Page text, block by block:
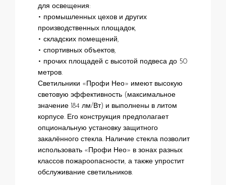
для освещения:
• промышленных цехов и других
производственных площадок,
• складских помещений,
• спортивных объектов,
• прочих площадей с высотой подвеса до 50
метров.
Светильники «Профи Нео» имеют высокую
световую эффективность (максимальное
значение 184 лм/Вт) и выполнены в литом
корпусе. Его конструкция предполагает
опциональную установку защитного
закалённого стекла. Наличие стекла позволит
использовать «Профи Нео» в зонах разных
классов пожароопасности, а также упростит
обслуживание светильников.